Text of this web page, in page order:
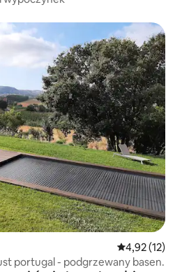
Średnia
4,92 (12)
portugal - podgrzewany basen.